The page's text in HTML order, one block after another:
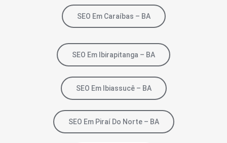
SEO Em Caraíbas – BA
SEO Em Ibirapitanga – BA
SEO Em Ibiassucê – BA
SEO Em Piraí Do Norte – BA